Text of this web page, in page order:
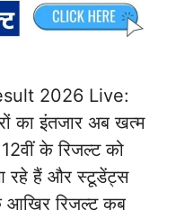
2026 Live:
का इंतजार अब खत्म
के रिजल्ट को
रहे हैं और स्टूडेंट्स
आखिर रिजल्ट कब